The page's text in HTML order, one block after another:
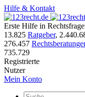
Hilfe & Kontakt
Erste Hilfe in
13.825 Ratgeber,
276.457
735.729
Registrierte
Nutzer
Mein Konto